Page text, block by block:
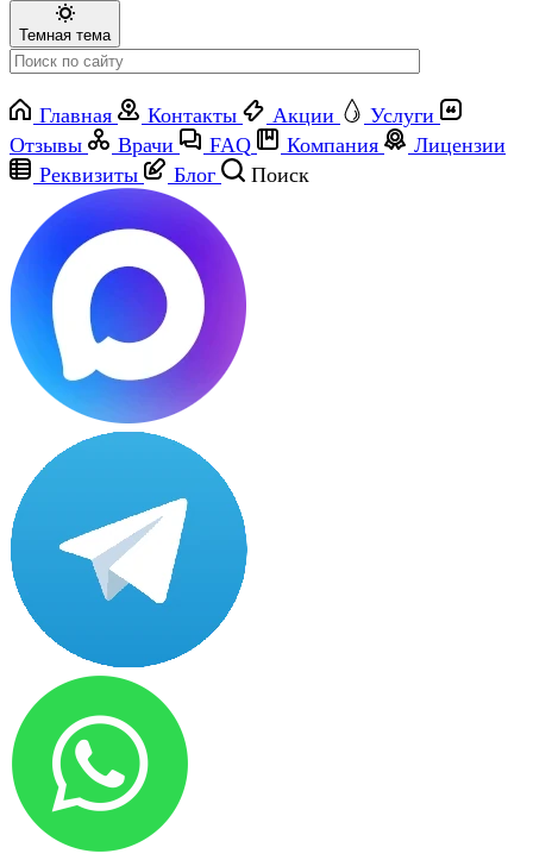
Темная тема
Главная Контакты Акции
Услуги
Отзывы
Врачи FAQ Компания
Лицензии
Реквизиты
Блог Поиск